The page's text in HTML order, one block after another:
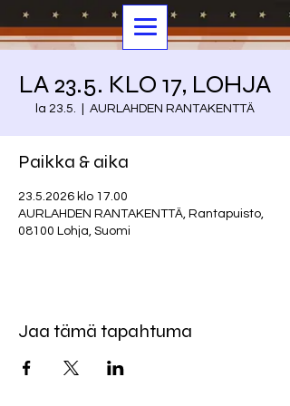
LA 23.5. KLO 17, LOHJA
la 23.5. AURLAHDEN RANTAKENTTÄ
Paikka & aika
23.5.2026 klo 17.00
AURLAHDEN RANTAKENTTÄ, Rantapuisto,
08100 Lohja, Suomi
Jaa tämä tapahtuma